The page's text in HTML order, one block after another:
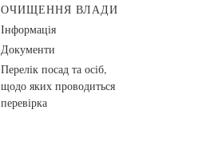
ОЧИЩЕННЯ ВЛАДИ
Інформація
Документи
Перелік посад та осіб,
щодо яких проводиться
перевірка